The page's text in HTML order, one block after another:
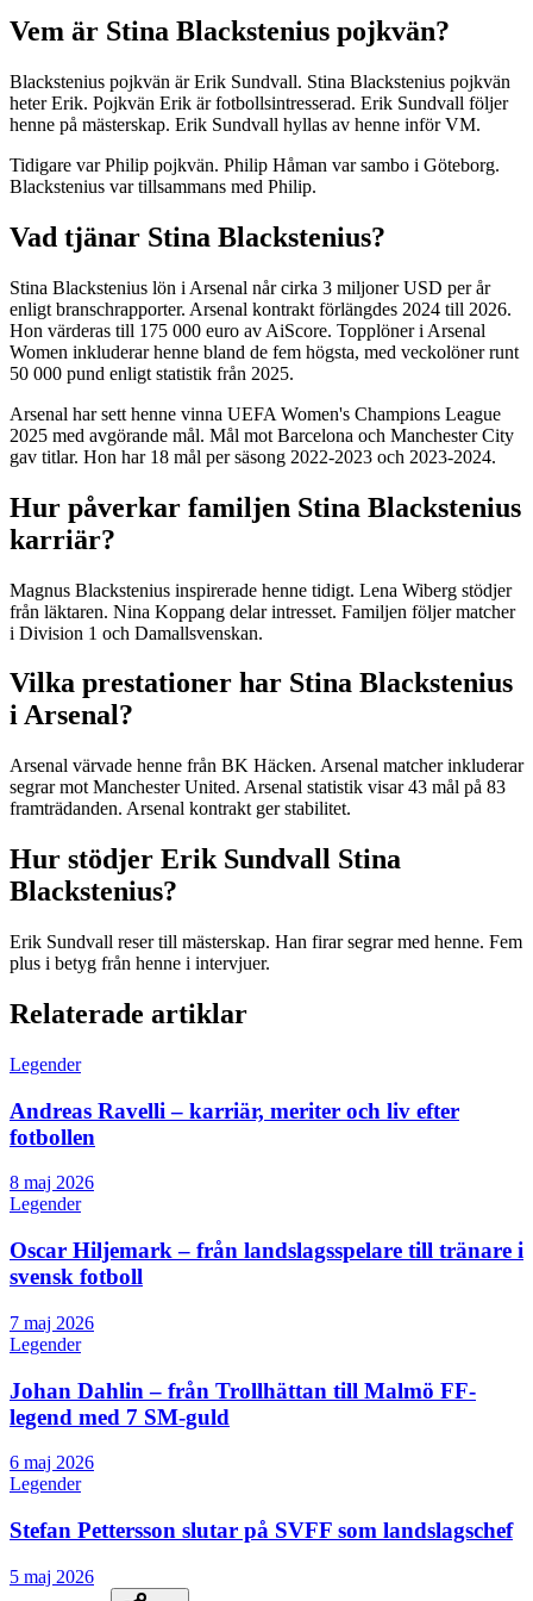
Vem är Stina Blackstenius pojkvän?
Blackstenius pojkvän är Erik Sundvall. Stina Blackstenius pojkvän
heter Erik. Pojkvän Erik är fotbollsintresserad. Erik Sundvall följer
henne på mästerskap. Erik Sundvall hyllas av henne inför VM.
Tidigare var Philip pojkvän. Philip Håman var sambo i Göteborg.
Blackstenius var tillsammans med Philip.
Vad tjänar Stina Blackstenius?
Stina Blackstenius lön i Arsenal når cirka 3 miljoner USD per år
enligt branschrapporter. Arsenal kontrakt förlängdes 2024 till 2026.
Hon värderas till 175 000 euro av AiScore. Topplöner i Arsenal
Women inkluderar henne bland de fem högsta, med veckolöner runt
50 000 pund enligt statistik från 2025.
Arsenal har sett henne vinna UEFA Women's Champions League
2025 med avgörande mål. Mål mot Barcelona och Manchester City
gav titlar. Hon har 18 mål per säsong 2022-2023 och 2023-2024.
Hur påverkar familjen Stina Blackstenius
karriär?
Magnus Blackstenius inspirerade henne tidigt. Lena Wiberg stödjer
från läktaren. Nina Koppang delar intresset. Familjen följer matcher
i Division 1 och Damallsvenskan.
Vilka prestationer har Stina Blackstenius
i Arsenal?
Arsenal värvade henne från BK Häcken. Arsenal matcher inkluderar
segrar mot Manchester United. Arsenal statistik visar 43 mål på 83
framträdanden. Arsenal kontrakt ger stabilitet.
Hur stödjer Erik Sundvall Stina
Blackstenius?
Erik Sundvall reser till mästerskap. Han firar segrar med henne. Fem
plus i betyg från henne i intervjuer.
Relaterade artiklar
Legender
Andreas Ravelli – karriär, meriter och liv efter
fotbollen
8 maj 2026
Legender
Oscar Hiljemark – från landslagsspelare till tränare i
svensk fotboll
7 maj 2026
Legender
Johan Dahlin – från Trollhättan till Malmö FF-
legend med 7 SM-guld
6 maj 2026
Legender
Stefan Pettersson slutar på SVFF som landslagschef
5 maj 2026